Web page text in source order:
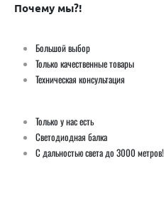
Почему мы?!
Большой выбор
Только качественные товары
Техническая консультация
Только у нас есть
Светодиодная балка
С дальностью света до 3000 метров!